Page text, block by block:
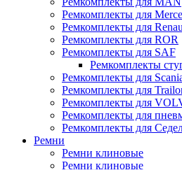
Ремкомплекты для
Ремкомплекты для
Ремкомплекты для ROR
Ремкомплекты для SAF
Ремкомплекты
Ремкомплекты для
Ремкомплекты для
Ремкомплекты для
Ремкомплекты для
Ремкомплекты для
Ремни
Ремни клиновые
Ремни клиновые